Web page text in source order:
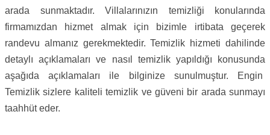
arada sunmaktadır. Villalarınızın temizliği konularında
firmamızdan hizmet almak için bizimle irtibata geçerek
randevu almanız gerekmektedir. Temizlik hizmeti dahilinde
detaylı açıklamaları ve nasıl temizlik yapıldığı konusunda
aşağıda açıklamaları ile bilginize sunulmuştur. Engin
Temizlik sizlere kaliteli temizlik ve güveni bir arada sunmayı
taahhüt eder.